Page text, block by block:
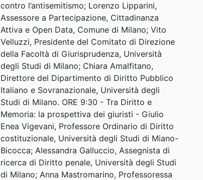
contro l’antisemitismo; Lorenzo Lipparini,
Assessore a Partecipazione, Cittadinanza
Attiva e Open Data, Comune di Milano; Vito
Velluzzi, Presidente del Comitato di Direzione
della Facoltà di Giurisprudenza, Università
degli Studi di Milano; Chiara Amalfitano,
Direttore del Dipartimento di Diritto Pubblico
Italiano e Sovranazionale, Università degli
Studi di Milano. ORE 9:30 - Tra Diritto e
Memoria: la prospettiva dei giuristi - Giulio
Enea Vigevani, Professore Ordinario di Diritto
costituzionale, Università degli Studi di Miano-
Bicocca; Alessandra Galluccio, Assegnista di
ricerca di Diritto penale, Università degli Studi
di Milano; Anna Mastromarino, Professoressa